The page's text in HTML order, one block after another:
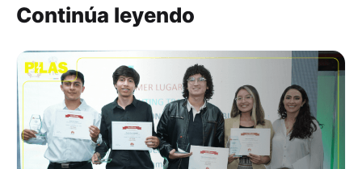
Continúa leyendo